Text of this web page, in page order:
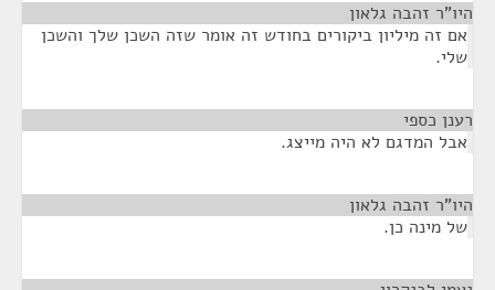
היו"ר זהבה גלאון
אם זה מיליון ביקורים בחודש זה אומר שזה השכן שלך והשכן
שלי.
רענן כספי
אבל המדגם לא היה מייצג.
היו"ר זהבה גלאון
של מינה כן.